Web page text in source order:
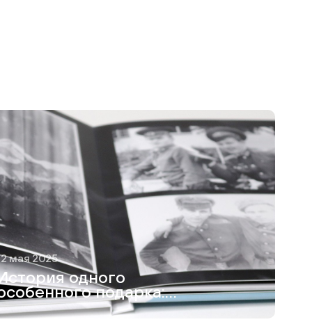
мая 2025
одного
подарка:
я создавала
для